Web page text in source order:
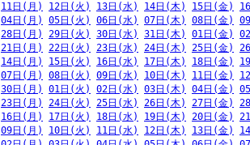
11日(月) 12日(火) 13日(水) 14日(木) 15日(金)
04日(月) 05日(火) 06日(水) 07日(木) 08日(金)
28日(月) 29日(火) 30日(水) 31日(木) 01日(金)
21日(月) 22日(火) 23日(水) 24日(木) 25日(金)
14日(月) 15日(火) 16日(水) 17日(木) 18日(金)
07日(月) 08日(火) 09日(水) 10日(木) 11日(金)
30日(月) 01日(火) 02日(水) 03日(木) 04日(金)
23日(月) 24日(火) 25日(水) 26日(木) 27日(金)
16日(月) 17日(火) 18日(水) 19日(木) 20日(金)
09日(月) 10日(火) 11日(水) 12日(木) 13日(金)